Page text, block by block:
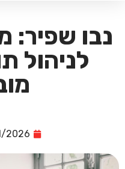
נבו שפיר:
לניהול
2026